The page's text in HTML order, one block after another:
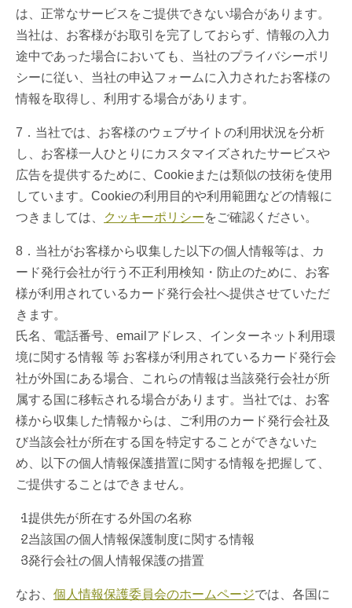
は、正常なサービスをご提供できない場合があります。
当社は、お客様がお取引を完了しておらず、情報の入力
途中であった場合においても、当社のプライバシーポリ
シーに従い、当社の申込フォームに入力されたお客様の
情報を取得し、利用する場合があります。
7．当社では、お客様のウェブサイトの利用状況を分析
し、お客様一人ひとりにカスタマイズされたサービスや
広告を提供するために、Cookieまたは類似の技術を使用
しています。Cookieの利用目的や利用範囲などの情報に
つきましては、
クッキーポリシーをご確認ください。
8．当社がお客様から収集した以下の個人情報等は、カ
ード発行会社が行う不正利用検知・防止のために、お客
様が利用されているカード発行会社へ提供させていただ
きます。
氏名、電話番号、emailアドレス、インターネット利用環
境に関する情報 等 お客様が利用されているカード発行会
社が外国にある場合、これらの情報は当該発行会社が所
属する国に移転される場合があります。当社では、お客
様から収集した情報からは、ご利用のカード発行会社及
び当該会社が所在する国を特定することができないた
め、以下の個人情報保護措置に関する情報を把握して、
ご提供することはできません。
提供先が所在する外国の名称
当該国の個人情報保護制度に関する情報
発行会社の個人情報保護の措置
なお、 個人情報保護委員会のホームページでは、各国に